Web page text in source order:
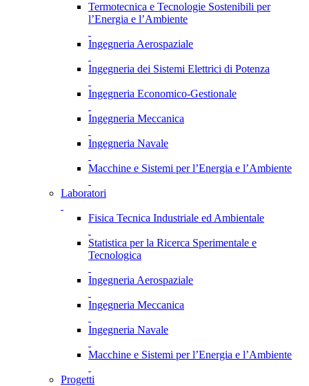
Termotecnica e Tecnologie Sostenibili per
l’Energia e l’Ambiente
Ingegneria Aerospaziale
Ingegneria dei Sistemi Elettrici di Potenza
Ingegneria Economico-Gestionale
Ingegneria Meccanica
Ingegneria Navale
Macchine e Sistemi per l’Energia e l’Ambiente
Laboratori
Fisica Tecnica Industriale ed Ambientale
Statistica per la Ricerca Sperimentale e
Tecnologica
Ingegneria Aerospaziale
Ingegneria Meccanica
Ingegneria Navale
Macchine e Sistemi per l’Energia e l’Ambiente
Progetti